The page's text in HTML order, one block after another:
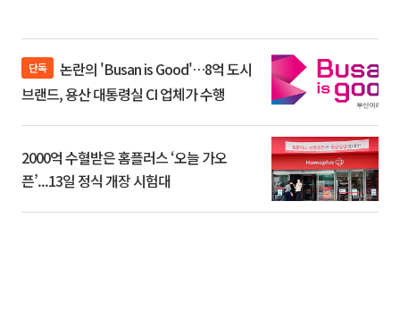
단독
브랜드, 용산 대통령실 CI 업체가 수행
2000억 수혈받은 홈플러스 ‘오늘 가오
픈’...13일 정식 개장 시험대